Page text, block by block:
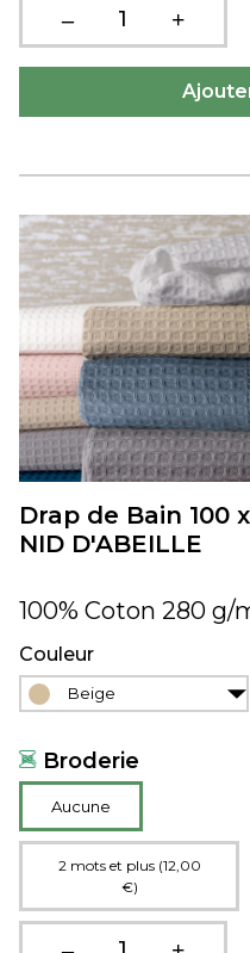
Drap de Bain 100
NID D'ABEILLE
100% Coton 280 g/
Couleur
Beige
Broderie
Aucune
2 mots et plus (12,00
€)